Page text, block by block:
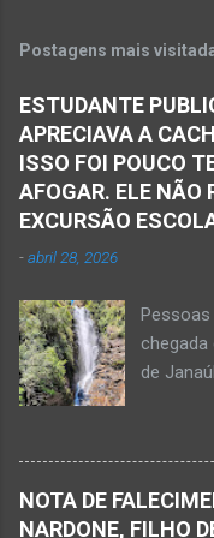
ficaram
Pelotão
Janaúba
morreu
ferida e
para o
do
para
Postagens mais
ESTUDANTE
APRECIAVA A
ISSO FOI POUCO
AFOGAR. ELE NÃO
EXCURSÃO
-abril 28, 2026
de
resistiu
Pereira
foto em
em Mato
NOTA DE
NARDONE, FILHO